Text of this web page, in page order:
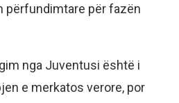
përfundimtare për fazën
nga Juventusi është i
e merkatos verore, por